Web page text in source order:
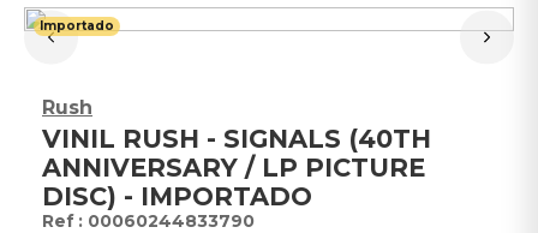
Importado
Rush
VINIL RUSH - SIGNALS (40TH
ANNIVERSARY / LP PICTURE
DISC) - IMPORTADO
: 00060244833790